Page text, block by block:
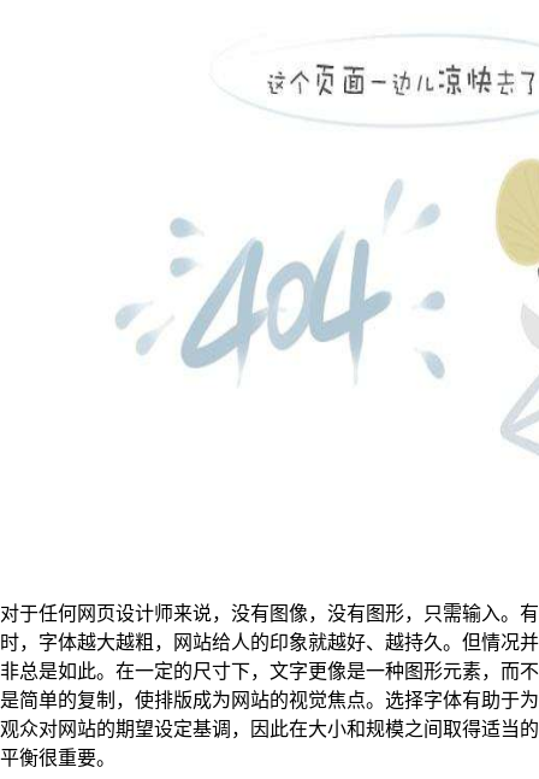
对于任何网页设计师来说，没有图像，没有图形，只需输入。有
时，字体越大越粗，网站给人的印象就越好、越持久。但情况并
非总是如此。在一定的尺寸下，文字更像是一种图形元素，而不
是简单的复制，使排版成为网站的视觉焦点。选择字体有助于为
观众对网站的期望设定基调，因此在大小和规模之间取得适当的
平衡很重要。